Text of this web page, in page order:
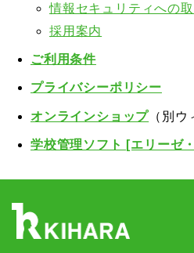
情報セキュリティへの
採用案内
ご利用条件
プライバシーポリシー
オンラインショップ （別
学校管理ソフト [エリーゼ